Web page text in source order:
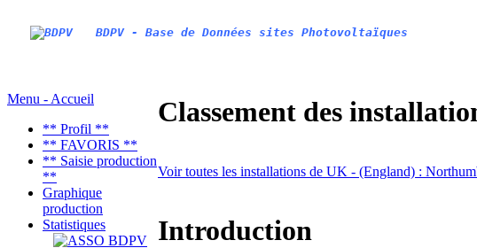
BDPV - Base de Données sites Photovoltaïques
Menu - Accueil
** Profil **
** FAVORIS **
** Saisie production
**
Graphique
production
Statistiques
Classement des
Voir toutes les installations de UK - (England) :
Introduction